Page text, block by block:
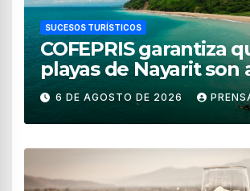
SUCESOS TURÍSTICOS
COFEPRIS garantiza
playas de Nayarit son
para uso recreativo
6 DE AGOSTO DE 2026